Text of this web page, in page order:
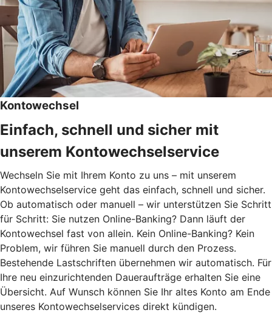
Kontowechsel
Einfach, schnell und sicher mit
unserem Kontowechselservice
Wechseln Sie mit Ihrem Konto zu uns – mit unserem
Kontowechselservice geht das einfach, schnell und sicher.
Ob automatisch oder manuell – wir unterstützen Sie Schritt
für Schritt: Sie nutzen Online-Banking? Dann läuft der
Kontowechsel fast von allein. Kein Online-Banking? Kein
Problem, wir führen Sie manuell durch den Prozess.
Bestehende Lastschriften übernehmen wir automatisch. Für
Ihre neu einzurichtenden Daueraufträge erhalten Sie eine
Übersicht. Auf Wunsch können Sie Ihr altes Konto am Ende
unseres Kontowechselservices direkt kündigen.